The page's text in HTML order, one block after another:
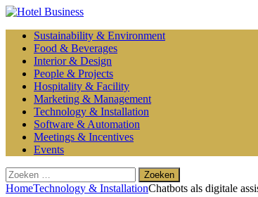
Sustainability & Environment
Food & Beverages
Interior & Design
People & Projects
Hospitality & Facility
Marketing & Management
Technology & Installation
Software & Automation
Meetings & Incentives
Events
Zoeken
naar:
HomeTechnology & InstallationChatbots als digitale